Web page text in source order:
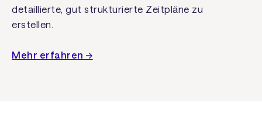
detaillierte, gut strukturierte Zeitpläne zu
erstellen.
Mehr erfahren →